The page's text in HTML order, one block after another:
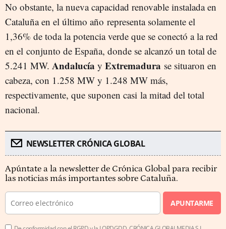
No obstante, la nueva capacidad renovable instalada en
Cataluña en el último año representa solamente el
1,36% de toda la potencia verde que se conectó a la red
en el conjunto de España, donde se alcanzó un total de
5.241 MW. Andalucía y Extremadura se situaron en
cabeza, con 1.258 MW y 1.248 MW más,
respectivamente, que suponen casi la mitad del total
nacional.
NEWSLETTER CRÓNICA GLOBAL
Apúntate a la newsletter de Crónica Global para recibir
las noticias más importantes sobre Cataluña.
APUNTARME